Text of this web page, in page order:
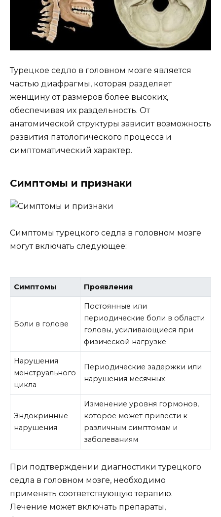
Турецкое седло в головном мозге является
частью диафрагмы, которая разделяет
женщину от размеров более высоких,
обеспечивая их раздельность. От
анатомической структуры зависит возможность
развития патологического процесса и
симптоматический характер.
Симптомы и признаки
Симптомы турецкого седла в головном мозге
могут включать следующее:
Симптомы Проявления
Боли в голове
Постоянные или
периодические боли в области
головы, усиливающиеся при
физической нагрузке
Нарушения
менструального
цикла
Периодические задержки или
нарушения месячных
Эндокринные
нарушения
Изменение уровня гормонов,
которое может привести к
различным симптомам и
заболеваниям
При подтверждении диагностики турецкого
седла в головном мозге, необходимо
применять соответствующую терапию.
Лечение может включать препараты,